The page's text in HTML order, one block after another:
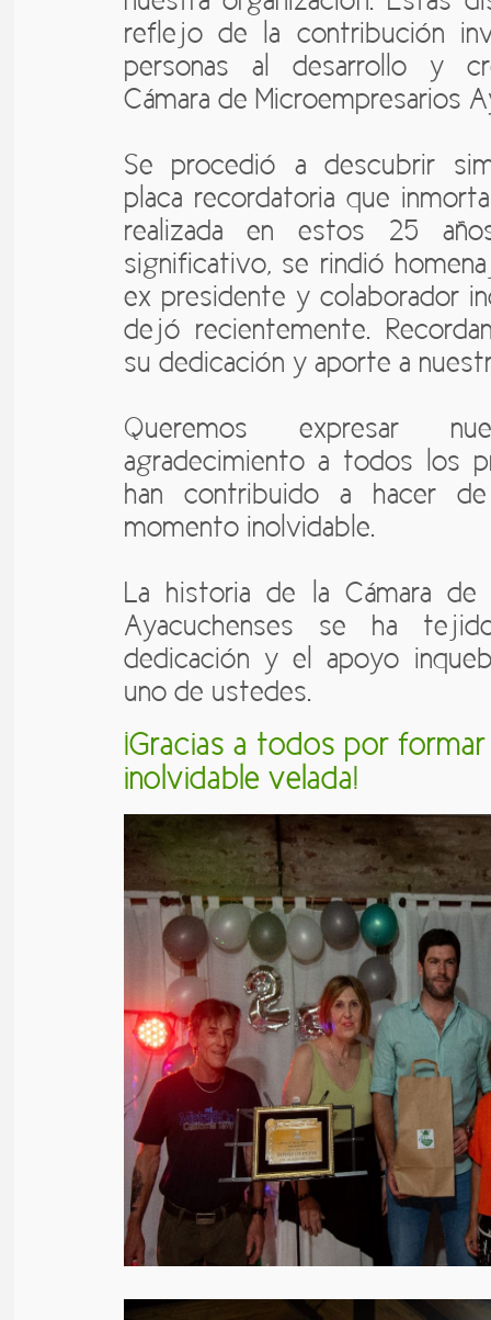
reflejo de la contribución
personas al desarrollo y
Cámara de Microempresarios
Se procedió a descubrir
placa recordatoria que
realizada en estos 25
significativo, se rindió
ex presidente y colaborador
dejó recientemente.
su dedicación y aporte a
Queremos expresar
agradecimiento a todos los
han contribuido a hacer
momento inolvidable.
La historia de la Cámara de
Ayacuchenses se ha
dedicación y el apoyo
uno de ustedes.
¡Gracias a todos por
inolvidable velada!